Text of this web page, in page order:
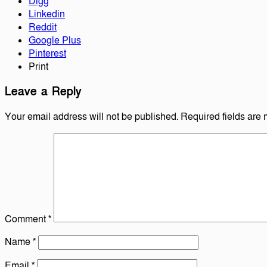
Linkedin
Reddit
Google Plus
Pinterest
Print
Leave a Reply
Your email address will not be published. Required fields are
Comment*
Name*